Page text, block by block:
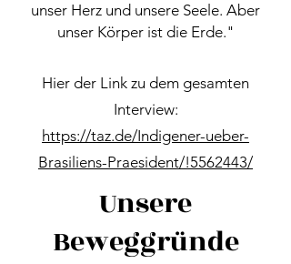
unser Herz und unsere Seele. Aber
unser Körper ist die Erde."​​​
Hier der Link zu dem gesamten
Interview:
https://taz.de/Indigener-ueber-
Brasiliens-Praesident/!5562443/
Unsere
Beweggründe